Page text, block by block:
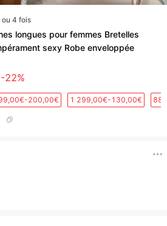
ou 4 fois
longues pour femmes Bretelles
sexy Robe enveloppée
-22%
200,00€ 1 299,00€-130,00€